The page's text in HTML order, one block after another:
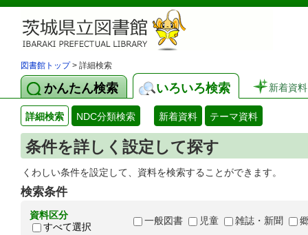
図書館トップ> 詳細検索
かんたん検索 いろいろ検索 新着資料
詳細検索 NDC分類検索 新着資料 テーマ資料
条件を詳しく設定して探す
くわしい条件を設定して、資料を検索することができます。
検索条件
資料区分
すべて選択
一般図書 児童 雑誌・新聞